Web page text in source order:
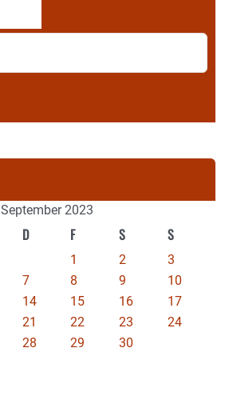
September 2023
D F S S
1 2
3
7 8 9
10
14 15 16
17
21 22 23
24
28 29
30